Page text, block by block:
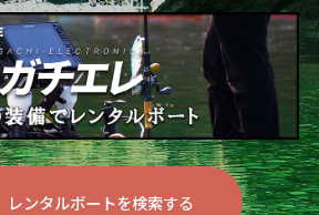
レンタルボートを検索する